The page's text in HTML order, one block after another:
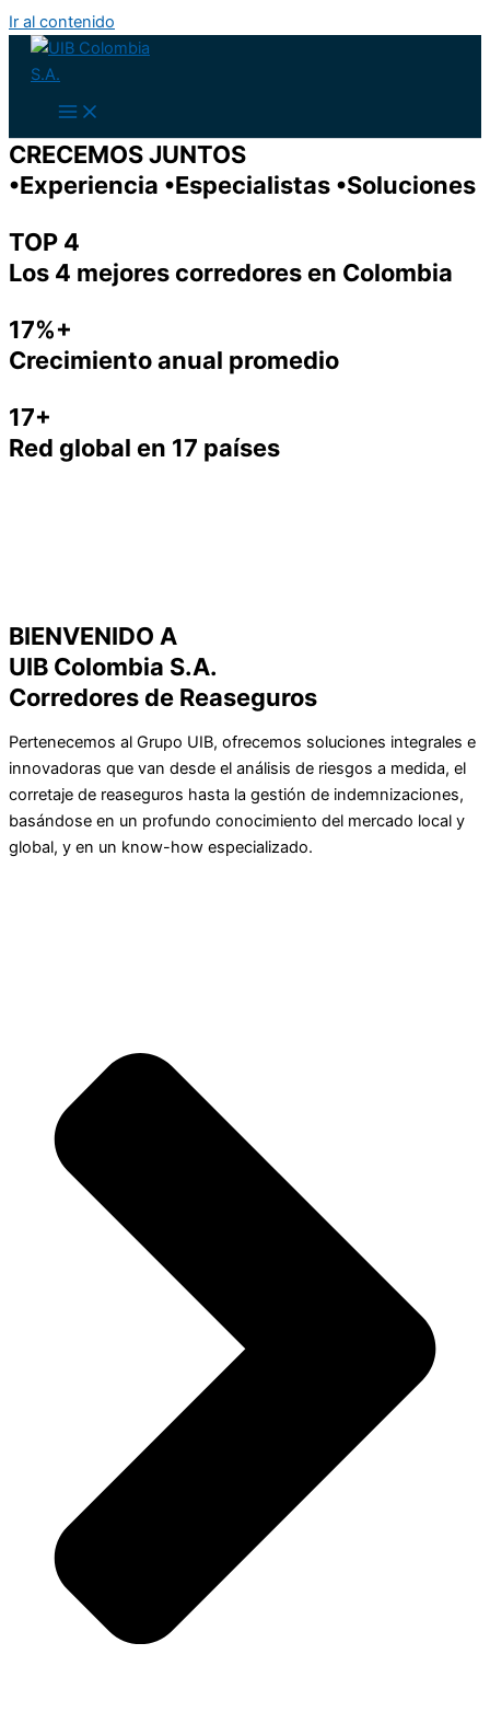
Ir al contenido
CRECEMOS JUNTOS
•Experiencia •Especialistas •Soluciones
TOP 4
Los 4 mejores corredores en Colombia
17%+
Crecimiento anual promedio
17+
Red global en 17 países
BIENVENIDO A
UIB Colombia S.A.
Corredores de Reaseguros
Pertenecemos al Grupo UIB, ofrecemos soluciones integrales e
innovadoras que van desde el análisis de riesgos a medida, el
corretaje de reaseguros hasta la gestión de indemnizaciones,
basándose en un profundo conocimiento del mercado local y
global, y en un know-how especializado.